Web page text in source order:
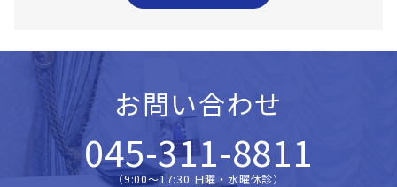
お問い合わせ
045-311-8811
（9:00〜17:30 日曜・水曜休診）